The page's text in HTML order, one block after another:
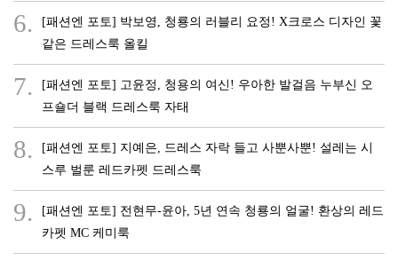
6.
[패션엔 포토] 박보영, 청룡의 러블리 요정! X크로스 디자인 꽃
같은 드레스룩 올킬
7.
[패션엔 포토] 고윤정, 청용의 여신! 우아한 발걸음 누부신 오
프숄더 블랙 드레스룩 자태
8.
[패션엔 포토] 지예은, 드레스 자락 들고 사뿐사뿐! 설레는 시
스루 벌룬 레드카펫 드레스룩
9.
[패션엔 포토] 전현무-윤아, 5년 연속 청룡의 얼굴! 환상의 레드
카펫 MC 케미룩